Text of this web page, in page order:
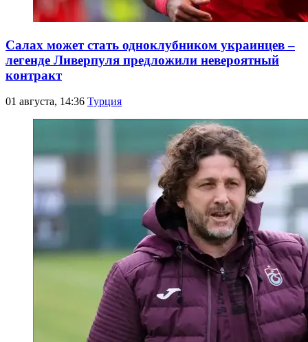
Салах может стать одноклубником украинцев –
легенде Ливерпуля предложили невероятный
контракт
01 августа, 14:36 Турция